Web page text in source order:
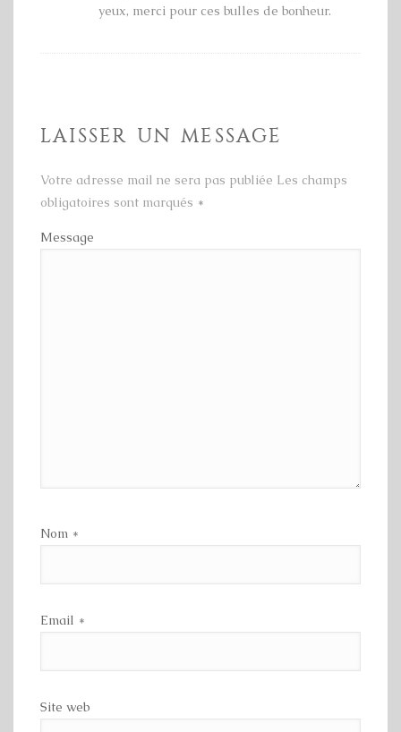
yeux, merci pour ces bulles de bonheur.
LAISSER UN MESSAGE
Votre adresse mail ne sera pas publiée Les champs
obligatoires sont marqués *
Message
Nom *
Email *
Site web